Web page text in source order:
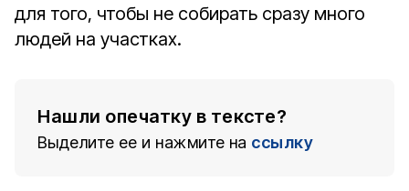
для того, чтобы не собирать сразу много
людей на участках.
Нашли опечатку в тексте?
Выделите ее и нажмите на ссылку